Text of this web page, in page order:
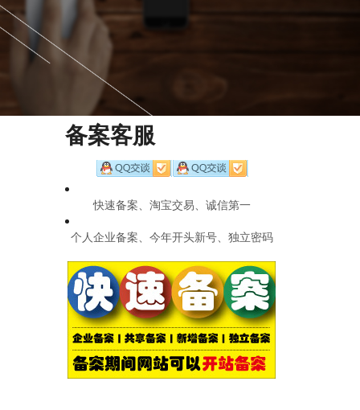
备案客服
快速备案、淘宝交易、诚信第一
个人企业备案、今年开头新号、独立密码